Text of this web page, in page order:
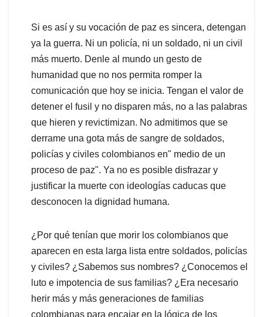
Si es así y su vocación de paz es sincera, detengan
ya la guerra. Ni un policía, ni un soldado, ni un civil
más muerto. Denle al mundo un gesto de
humanidad que no nos permita romper la
comunicación que hoy se inicia. Tengan el valor de
detener el fusil y no disparen más, no a las palabras
que hieren y revictimizan. No admitimos que se
derrame una gota más de sangre de soldados,
policías y civiles colombianos en" medio de un
proceso de paz". Ya no es posible disfrazar y
justificar la muerte con ideologías caducas que
desconocen la dignidad humana.
¿Por qué tenían que morir los colombianos que
aparecen en esta larga lista entre soldados, policías
y civiles? ¿Sabemos sus nombres? ¿Conocemos el
luto e impotencia de sus familias? ¿Era necesario
herir más y más generaciones de familias
colombianas para encajar en la lógica de los